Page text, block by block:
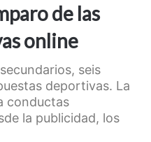
de las
online
seis
deportivas. La
conductas
la publicidad, los